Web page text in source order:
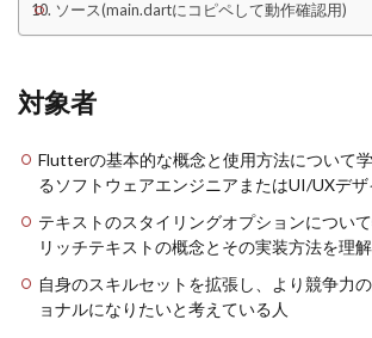
ソース(main.dartにコピペして動作確認用)
対象者
Flutterの基本的な概念と使用方法について
るソフトウェアエンジニアまたはUI/UXデザ
テキストのスタイリングオプションについて
リッチテキストの概念とその実装方法を理
自身のスキルセットを拡張し、より競争力
ョナルになりたいと考えている人